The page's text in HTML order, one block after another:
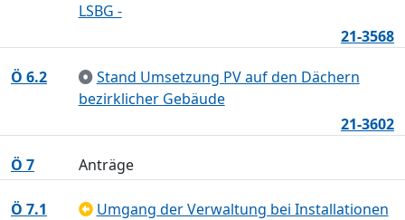
LSBG -
21-3568
Ö 6.2
Stand Umsetzung PV auf den Dächern
bezirklicher Gebäude
21-3602
Ö 7 Anträge
Ö 7.1
Umgang der Verwaltung bei Installationen